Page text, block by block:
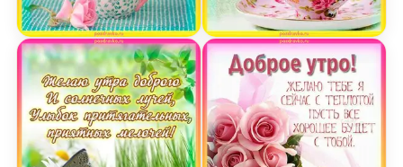
Красивая картинка с добрым утром
С добрым утром